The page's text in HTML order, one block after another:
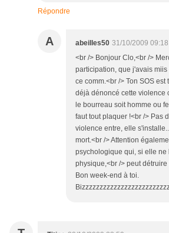
Répondre
A abeilles50 31/10/2009 09:18
<br /> Bonjour Clo,<br />
participation, que j'avais
ce comm.<br /> Ton SOS est
déjà dénoncé cette violence
le bourreau soit homme ou
faut tout plaquer !<br /> Pas
violence entre, elle
mort.<br /> Attention
psychologique qui, si elle ne
physique,<br /> peut
Bon week-end à toi.